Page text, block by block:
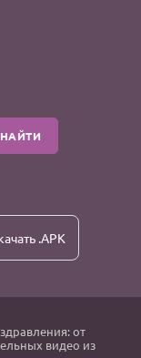
НАЙТИ
.APK
от
видео из